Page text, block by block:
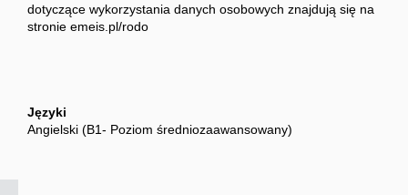
dotyczące wykorzystania danych osobowych znajdują się na
stronie emeis.pl/rodo
Języki
Angielski (B1- Poziom średniozaawansowany)